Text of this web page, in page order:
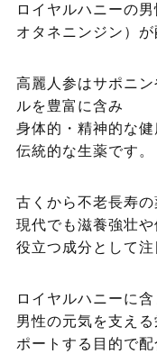
ロイヤルハニーの
オタネニンジン）が
高麗人参はサポニ
ルを豊富に含み
身体的・精神的な
伝統的な生薬です。
古くから不老長寿
現代でも滋養強壮
役立つ成分として注
ロイヤルハニーに
男性の元気を支え
ポートする目的で配